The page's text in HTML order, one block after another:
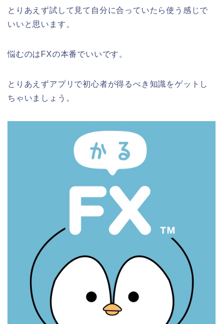
とりあえず試して見て自分に合っていたら使う感じで
いいと思います。
悩むのはFXの本番でいいです。
とりあえずアプリで初心者が得るべき知識をゲットし
ちゃいましょう。